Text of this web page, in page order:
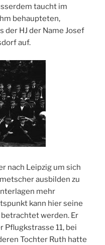
taucht im
behaupteten,
der HJ der Name Josef
auf.
nach Leipzig um sich
ausbilden zu
mehr
kann hier seine
werden. Er
11, bei
Tochter Ruth hatte